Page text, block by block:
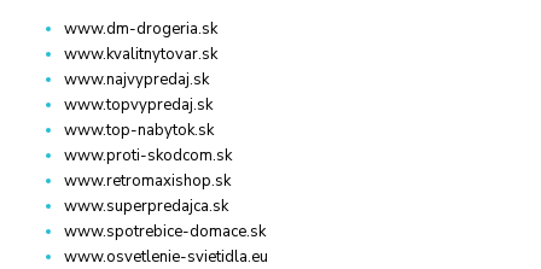
www.dm-drogeria.sk
www.kvalitnytovar.sk
www.najvypredaj.sk
www.topvypredaj.sk
www.top-nabytok.sk
www.proti-skodcom.sk
www.retromaxishop.sk
www.superpredajca.sk
www.spotrebice-domace.sk
www.osvetlenie-svietidla.eu